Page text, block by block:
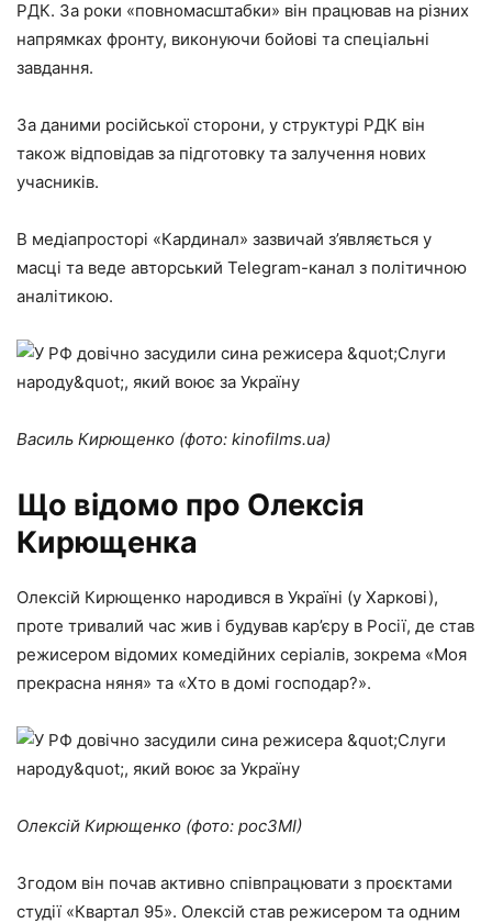
РДК. За роки «повномасштабки» він працював на різних
напрямках фронту, виконуючи бойові та спеціальні
завдання.
За даними російської сторони, у структурі РДК він
також відповідав за підготовку та залучення нових
учасників.
В медіапросторі «Кардинал» зазвичай з’являється у
масці та веде авторський Telegram-канал з політичною
аналітикою.
Василь Кирющенко (фото: kinofilms.ua)
Що відомо про Олексія
Кирющенка
Олексій Кирющенко народився в Україні (у Харкові),
проте тривалий час жив і будував кар’єру в Росії, де став
режисером відомих комедійних серіалів, зокрема «Моя
прекрасна няня» та «Хто в домі господар?».
Олексій Кирющенко (фото: росЗМІ)
Згодом він почав активно співпрацювати з проєктами
студії «Квартал 95». Олексій став режисером та одним